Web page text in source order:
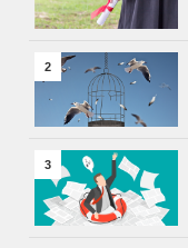
2
3